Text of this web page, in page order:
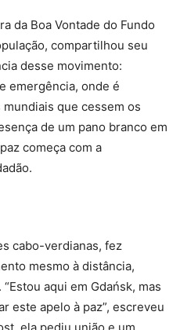
da Boa Vontade do Fundo
compartilhou seu
desse movimento:
emergência, onde é
que cessem os
de um pano branco em
começa com a
cabo-verdianas, fez
mesmo à distância,
aqui em Gdańsk, mas
este apelo à paz”, escreveu